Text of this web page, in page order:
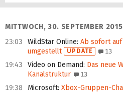
MITTWOCH, 30. SEPTEMBER 2015
23:03
WildStar Online: Ab sofort
umgestellt
UPDATE 13
19:43 Video on Demand: Das neue
Kanalstruktur
13
19:38 Microsoft: Xbox-Gruppen-